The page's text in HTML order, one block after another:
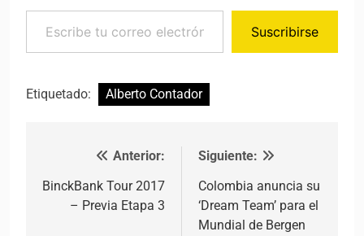
Escribe tu correo electrónico…
Suscribirse
Etiquetado: Alberto Contador
Navegación de entradas
Anterior:
BinckBank Tour 2017
– Previa Etapa 3
Siguiente:
Colombia anuncia su
‘Dream Team’ para el
Mundial de Bergen